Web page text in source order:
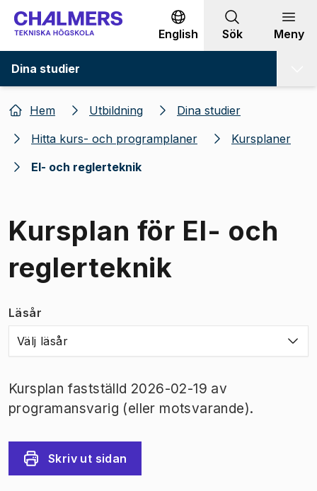
Gå till innehållet
English Sök Meny
Dina studier
Hem Utbildning
Dina studier
Hitta kurs- och programplaner
Kursplaner
El- och reglerteknik
Kursplan för El- och
reglerteknik
Läsår
Välj läsår
Kursplan fastställd 2026-02-19 av
programansvarig (eller motsvarande).
Skriv ut sidan